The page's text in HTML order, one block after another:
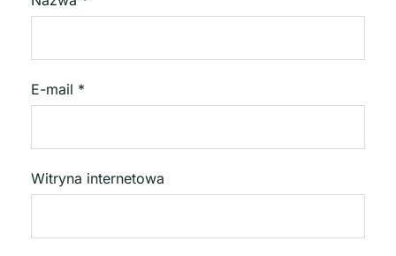
E-mail *
Witryna internetowa